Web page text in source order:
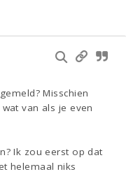
Misschien
van als je even
Ik zou eerst op dat
helemaal niks